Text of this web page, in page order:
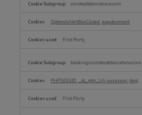
Necessary
condesdebarcelona.com
OptanonAlertBoxClosed ,eupubconsent
First Party
bookings.condesdebarcelona.com
PHPSESSID _dc_gtm_UA-xxxxxxxx ,lang
First Party